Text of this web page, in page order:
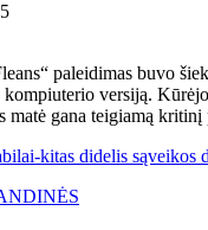
paleidimas buvo
kompiuterio versiją.
matė gana teigiamą